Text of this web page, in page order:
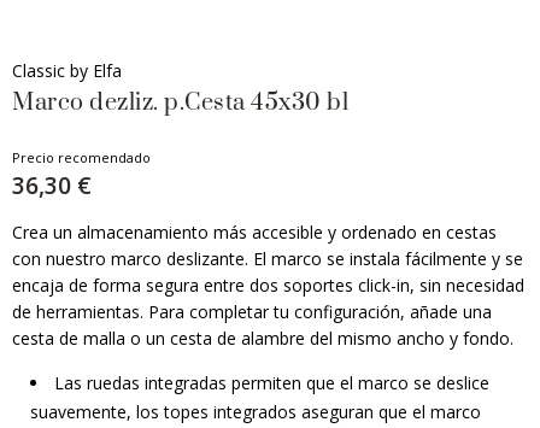
Classic by Elfa
Marco dezliz. p.Cesta 45x30 bl
Precio recomendado
36,30 €
Crea un almacenamiento más accesible y ordenado en cestas
con nuestro marco deslizante. El marco se instala fácilmente y se
encaja de forma segura entre dos soportes click-in, sin necesidad
de herramientas. Para completar tu configuración, añade una
cesta de malla o un cesta de alambre del mismo ancho y fondo.
Las ruedas integradas permiten que el marco se deslice
suavemente, los topes integrados aseguran que el marco